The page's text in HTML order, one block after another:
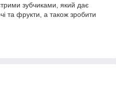
зубчиками, який дає
та фрукти, а також зробити